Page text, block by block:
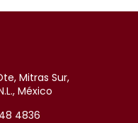
Mitras Sur,
México
4836